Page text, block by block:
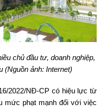
chủ đầu tư, doanh nghiệp,
(Nguồn ảnh: Internet)
2022/NĐ-CP có hiệu lực từ
mức phạt mạnh đối với việc